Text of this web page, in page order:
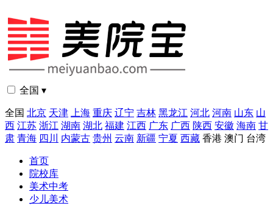
全国 ▾
全国 北京 天津 上海 重庆 辽宁 吉林 黑龙江 河北 河南 山东 山
西 江苏 浙江 湖南 湖北 福建 江西 广东 广西 陕西 安徽 海南 甘
肃 青海 四川 内蒙古 贵州 云南 新疆 宁夏 西藏 香港 澳门 台湾
首页
院校库
美术中考
少儿美术